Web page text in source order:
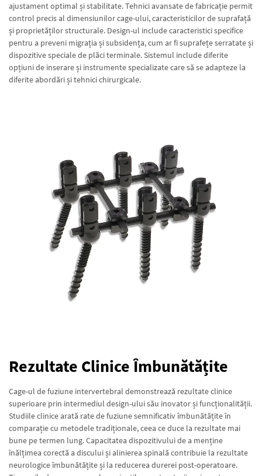
ajustament optimal și stabilitate. Tehnici avansate de fabricație permit
control precis al dimensiunilor cage-ului, caracteristicilor de suprafață
și proprietăților structurale. Design-ul include caracteristici specifice
pentru a preveni migrația și subsidența, cum ar fi suprafețe serratate și
dispozitive speciale de plăci terminale. Sistemul include diferite
opțiuni de inserare și instrumente specializate care să se adapteze la
diferite abordări și tehnici chirurgicale.
Rezultate Clinice Îmbunătățite
Cage-ul de fuziune intervertebral demonstrează rezultate clinice
superioare prin intermediul design-ului său inovator și funcționalității.
Studiile clinice arată rate de fuziune semnificativ îmbunătățite în
comparație cu metodele tradiționale, ceea ce duce la rezultate mai
bune pe termen lung. Capacitatea dispozitivului de a menține
înălțimea corectă a discului și alinierea spinală contribuie la rezultate
neurologice îmbunătățite și la reducerea durerei post-operatoare.